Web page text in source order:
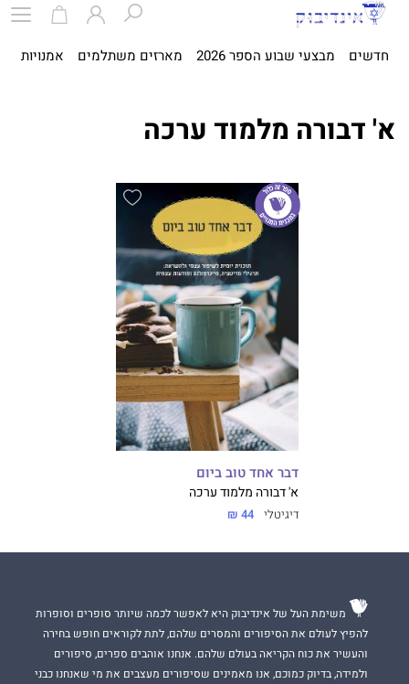
חדשים מבצעי שבוע הספר 2026 מארזים משתלמים אמנויות
א' דבורה מלמוד ערכה
דבר אחד טוב ביום
א' דבורה מלמוד ערכה
דיגיטלי 44 ₪
משימת העל של אינדיבוק היא לאפשר לכמה שיותר סופרים וסופרות
להפיץ לעולם את הסיפורים והמסרים שלהם, לתת לקוראים חופש בחירה
והעשיר את כוח הקריאה בעולם שלהם. אנחנו אוהבים ספרים, סיפורים
ולמידה, בדיוק כמוכם, אנו מאמינים שסיפורים מעצבים את מי שאנחנו כבני